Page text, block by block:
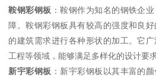
鞍钢彩钢板 ：鞍钢作为知名的钢铁企
障。鞍钢彩钢板具有较高的强度和良
的建筑需求进行各种形状的加工。它
工程等领域，能够满足多样化的设计要求
新宇彩钢板 ：新宇彩钢板以其丰富的